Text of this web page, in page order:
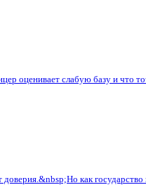
оценивает слабую базу и что
как